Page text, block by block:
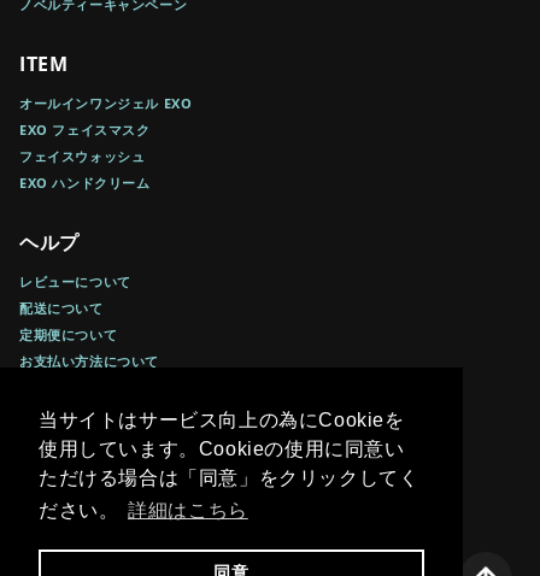
当サイトはサービス向上の為にCookieを
使用しています。Cookieの使用に同意い
ただける場合は「同意」をクリックしてく
ださい。
詳細はこちら
当サイトはサービス向上の為にCookieを
使用しています。Cookieの使用に同意い
ただける場合は「同意」をクリックしてく
ださい。
詳細はこちら
ノベルティーキャンペーン
ITEM
オールインワンジェル EXO
EXO フェイスマスク
フェイスウォッシュ
EXO ハンドクリーム
ヘルプ
レビューについて
配送について
定期便について
お支払い方法について
利用規約
特定商取引法に基づく表記
プライバシーポリシー
個人情報の取り扱いについて
お問い合わせ